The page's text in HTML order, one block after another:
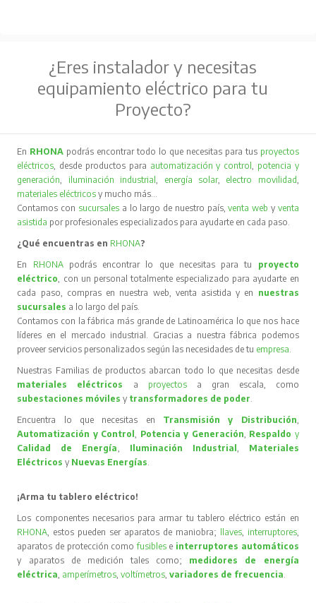
¿Eres instalador y necesitas
equipamiento eléctrico para tu
Proyecto?
En RHONA podrás encontrar todo lo que necesitas para tus proyectos
eléctricos , desde productos para automatización y control
potencia y
generación
iluminación industrial energía solar, electro movilidad
materiales eléctricos y mucho más…
Contamos con sucursales a lo largo de nuestro país,venta web y venta
asistida por profesionales especializados para ayudarte en cada paso.
¿Qué encuentras en RHONA?
En RHONA podrás encontrar lo que necesitas para tu proyecto
eléctrico , con un personal totalmente especializado para ayudarte en
cada paso, compras en nuestra web, venta asistida y en nuestras
sucursales a lo largo del país.
Contamos con la fábrica más grande de Latinoamérica lo que nos hace
líderes en el mercado industrial. Gracias a nuestra fábrica podemos
proveer servicios personalizados según las necesidades de tu empresa
Nuestras Familias de productos abarcan todo lo que necesitas desde
materiales eléctricos
a proyectos
a gran escala, como
subestaciones móvilesy transformadores de poder
Encuentra lo que necesitas en Transmisión y Distribución
Automatización y Control
Potencia y Generación Respaldo y
Calidad de Energía
Iluminación Industrial
Materiales
Eléctricos y Nuevas Energías
¡Arma tu tablero eléctrico!
Los componentes necesarios para armar tu tablero eléctrico están en
RHONA , estos pueden ser aparatos de maniobra; llaves, interruptores,
aparatos de protección comofusibles e interruptores automáticos
y aparatos de medición tales como; medidores de energía
eléctrica amperímetros ,voltímetros ,variadores de frecuencia